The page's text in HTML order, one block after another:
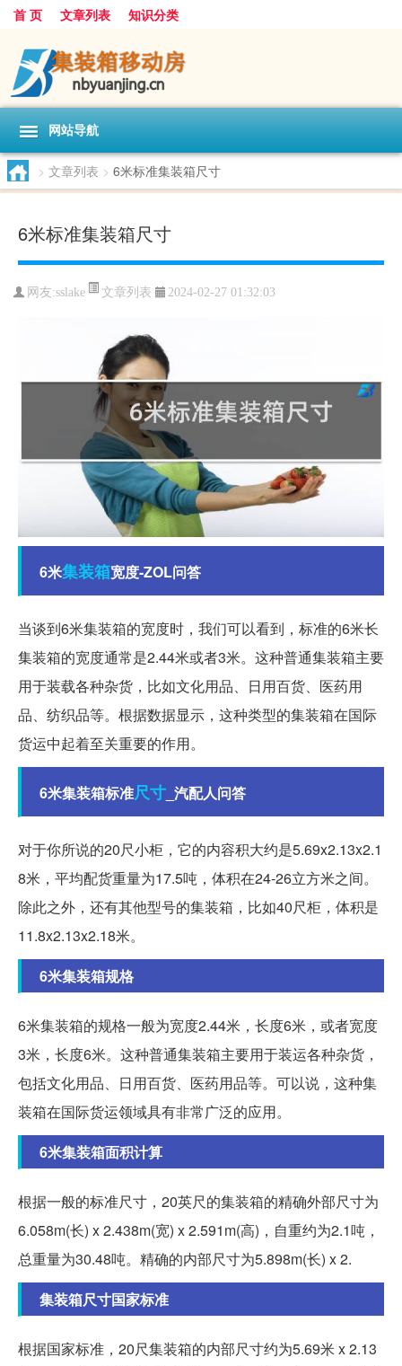
首 页 文章列表 知识分类
网站导航
> 文章列表 > 6米标准集装箱尺寸
6米标准集装箱尺寸
网友:sslake 文章列表 2024-02-27 01:32:03
6米集装箱宽度-ZOL问答
当谈到6米集装箱的宽度时，我们可以看到，标准的6米长
集装箱的宽度通常是2.44米或者3米。这种普通集装箱主要
用于装载各种杂货，比如文化用品、日用百货、医药用
品、纺织品等。根据数据显示，这种类型的集装箱在国际
货运中起着至关重要的作用。
6米集装箱标准尺寸 _汽配人问答
对于你所说的20尺小柜，它的内容积大约是5.69x2.13x2.1
8米，平均配货重量为17.5吨，体积在24-26立方米之间。
除此之外，还有其他型号的集装箱，比如40尺柜，体积是
11.8x2.13x2.18米。
6米集装箱规格
6米集装箱的规格一般为宽度2.44米，长度6米，或者宽度
3米，长度6米。这种普通集装箱主要用于装运各种杂货，
包括文化用品、日用百货、医药用品等。可以说，这种集
装箱在国际货运领域具有非常广泛的应用。
6米集装箱面积计算
根据一般的标准尺寸，20英尺的集装箱的精确外部尺寸为
6.058m(长) x 2.438m(宽) x 2.591m(高)，自重约为2.1吨，
总重量为30.48吨。精确的内部尺寸为5.898m(长) x 2.
集装箱尺寸国家标准
根据国家标准，20尺集装箱的内部尺寸约为5.69米 x 2.13